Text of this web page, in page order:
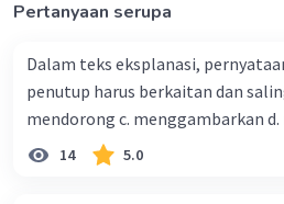
Pertanyaan serupa
Dalam teks eksplanasi,
penutup harus berkaitan dan
mendorong c. menggambarkan
14 5.0